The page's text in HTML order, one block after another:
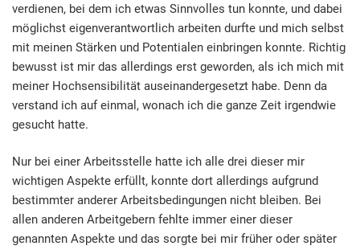
verdienen, bei dem ich etwas Sinnvolles tun konnte, und dabei
möglichst eigenverantwortlich arbeiten durfte und mich selbst
mit meinen Stärken und Potentialen einbringen konnte. Richtig
bewusst ist mir das allerdings erst geworden, als ich mich mit
meiner Hochsensibilität auseinandergesetzt habe. Denn da
verstand ich auf einmal, wonach ich die ganze Zeit irgendwie
gesucht hatte.
Nur bei einer Arbeitsstelle hatte ich alle drei dieser mir
wichtigen Aspekte erfüllt, konnte dort allerdings aufgrund
bestimmter anderer Arbeitsbedingungen nicht bleiben. Bei
allen anderen Arbeitgebern fehlte immer einer dieser
genannten Aspekte und das sorgte bei mir früher oder später